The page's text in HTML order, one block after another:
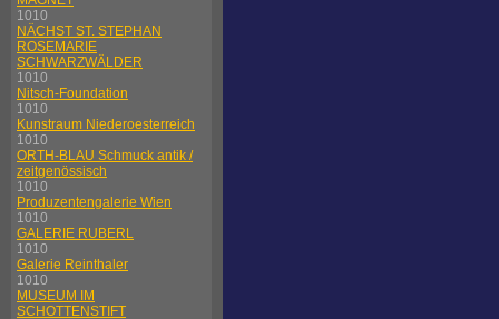
1010
NÄCHST ST. STEPHAN
ROSEMARIE
SCHWARZWÄLDER
1010
Nitsch-Foundation
1010
Kunstraum Niederoesterreich
1010
ORTH-BLAU Schmuck antik /
zeitgenössisch
1010
Produzentengalerie Wien
1010
GALERIE RUBERL
1010
Galerie Reinthaler
1010
MUSEUM IM
SCHOTTENSTIFT